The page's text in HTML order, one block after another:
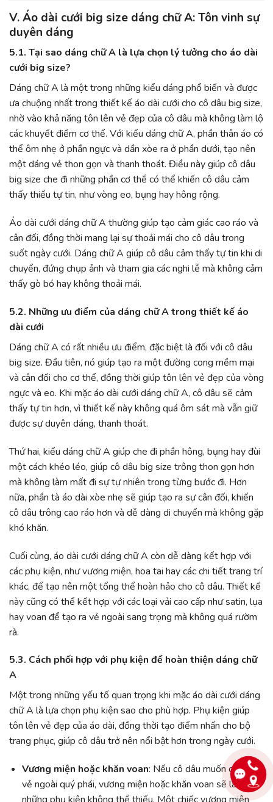
V. Áo dài cưới big size dáng chữ A: Tôn vinh sự
duyên dáng
5.1. Tại sao dáng chữ A là lựa chọn lý tưởng cho áo dài
cưới big size?
Dáng chữ A là một trong những kiểu dáng phổ biến và được
ưa chuộng nhất trong thiết kế áo dài cưới cho cô dâu big size,
nhờ vào khả năng tôn lên vẻ đẹp của cô dâu mà không làm lộ
các khuyết điểm cơ thể. Với kiểu dáng chữ A, phần thân áo có
thể ôm nhẹ ở phần ngực và dần xòe ra ở phần dưới, tạo nên
một dáng vẻ thon gọn và thanh thoát. Điều này giúp cô dâu
big size che đi những phần cơ thể có thể khiến cô dâu cảm
thấy thiếu tự tin, như vòng eo, bụng hay hông rộng.
Áo dài cưới dáng chữ A thường giúp tạo cảm giác cao ráo và
cân đối, đồng thời mang lại sự thoải mái cho cô dâu trong
suốt ngày cưới. Dáng chữ A giúp cô dâu cảm thấy tự tin khi di
chuyển, đứng chụp ảnh và tham gia các nghi lễ mà không cảm
thấy gò bó hay không thoải mái.
5.2. Những ưu điểm của dáng chữ A trong thiết kế áo
dài cưới
Dáng chữ A có rất nhiều ưu điểm, đặc biệt là đối với cô dâu
big size. Đầu tiên, nó giúp tạo ra một đường cong mềm mại
và cân đối cho cơ thể, đồng thời giúp tôn lên vẻ đẹp của vòng
ngực và eo. Khi mặc áo dài cưới dáng chữ A, cô dâu sẽ cảm
thấy tự tin hơn, vì thiết kế này không quá ôm sát mà vẫn giữ
được sự duyên dáng, thanh thoát.
Thứ hai, kiểu dáng chữ A giúp che đi phần hông, bụng hay đùi
một cách khéo léo, giúp cô dâu big size trông thon gọn hơn
mà không làm mất đi sự tự nhiên trong từng bước đi. Hơn
nữa, phần tà áo dài xòe nhẹ sẽ giúp tạo ra sự cân đối, khiến
cô dâu trông cao ráo hơn và dễ dàng di chuyển mà không gặp
khó khăn.
Cuối cùng, áo dài cưới dáng chữ A còn dễ dàng kết hợp với
các phụ kiện, như vương miện, hoa tai hay các chi tiết trang trí
khác, để tạo nên một tổng thể hoàn hảo cho cô dâu. Thiết kế
này cũng có thể kết hợp với các loại vải cao cấp như satin, lụa
hay voan để tạo ra vẻ ngoài sang trọng mà không quá rườm
rà.
5.3. Cách phối hợp với phụ kiện để hoàn thiện dáng chữ
A
Một trong những yếu tố quan trọng khi mặc áo dài cưới dáng
chữ A là lựa chọn phụ kiện sao cho phù hợp. Phụ kiện giúp
tôn lên vẻ đẹp của áo dài, đồng thời tạo điểm nhấn cho bộ
trang phục, giúp cô dâu trở nên nổi bật hơn trong ngày cưới.
Vương miện hoặc khăn voan: Nếu cô dâu muốn có một
vẻ ngoài quý phái, vương miện hoặc khăn voan sẽ là